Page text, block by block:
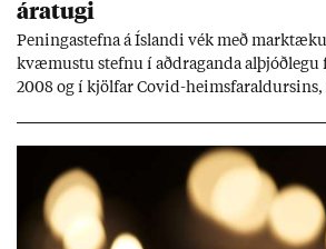
ára­tugi
Pen­inga­stefna á Ís­landi vék með
kvæm­ustu stefnu í að­drag­anda
2008 og í kjöl­far Covid-